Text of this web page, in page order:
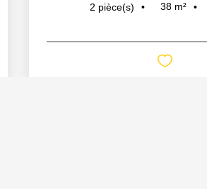
2 pièce(s) 38 m²